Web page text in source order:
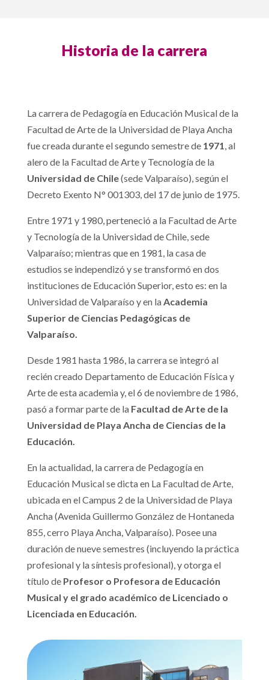
Historia de la carrera
La carrera de Pedagogía en Educación Musical de la
Facultad de Arte de la Universidad de Playa Ancha
fue creada durante el segundo semestre de 1971 , al
alero de la Facultad de Arte y Tecnología de la
Universidad de Chile(sede Valparaíso), según el
Decreto Exento N° 001303, del 17 de junio de 1975.
Entre 1971 y 1980, perteneció a la Facultad de Arte
y Tecnología de la Universidad de Chile, sede
Valparaíso; mientras que en 1981, la casa de
estudios se independizó y se transformó en dos
instituciones de Educación Superior, esto es: en la
Universidad de Valparaíso y en la Academia
Superior de Ciencias Pedagógicas de
Valparaíso.
Desde 1981 hasta 1986, la carrera se integró al
recién creado Departamento de Educación Física y
Arte de esta academia y, el 6 de noviembre de 1986,
pasó a formar parte de la Facultad de Arte de la
Universidad de Playa Ancha de Ciencias de la
Educación.
En la actualidad, la carrera de Pedagogía en
Educación Musical se dicta en La Facultad de Arte,
ubicada en el Campus 2 de la Universidad de Playa
Ancha (Avenida Guillermo González de Hontaneda
855, cerro Playa Ancha, Valparaíso). Posee una
duración de nueve semestres (incluyendo la práctica
profesional y la síntesis profesional), y otorga el
título de Profesor o Profesora de Educación
Musical y el grado académico de Licenciado o
Licenciada en Educación.